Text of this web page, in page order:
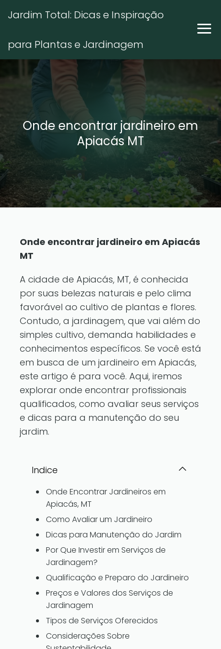
Jardim Total: Dicas e Inspiração
para Plantas e Jardinagem
Onde encontrar jardineiro em
Apiacás MT
Onde encontrar jardineiro em Apiacás
MT
A cidade de Apiacás, MT, é conhecida
por suas belezas naturais e pelo clima
favorável ao cultivo de plantas e flores.
Contudo, a jardinagem, que vai além do
simples cultivo, demanda habilidades e
conhecimentos específicos. Se você está
em busca de um jardineiro em Apiacás,
este artigo é para você. Aqui, iremos
explorar onde encontrar profissionais
qualificados, como avaliar seus serviços
e dicas para a manutenção do seu
jardim.
Indice
Onde Encontrar Jardineiros em
Apiacás, MT
Como Avaliar um Jardineiro
Dicas para Manutenção do Jardim
Por Que Investir em Serviços de
Jardinagem?
Qualificação e Preparo do Jardineiro
Preços e Valores dos Serviços de
Jardinagem
Tipos de Serviços Oferecidos
Considerações Sobre